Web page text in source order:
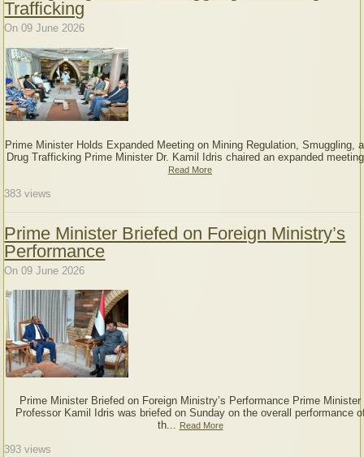
Trafficking
On 09 June 2026
Prime Minister Holds Expanded Meeting on Mining Regulation, Smuggling,
Drug Trafficking Prime Minister Dr. Kamil Idris chaired an expanded
Read More
383 views
Prime Minister Briefed on Foreign Ministry’s
Performance
On 09 June 2026
Prime Minister Briefed on Foreign Ministry’s Performance Prime Minister
Professor Kamil Idris was briefed on Sunday on the overall performance
th... Read More
393 views